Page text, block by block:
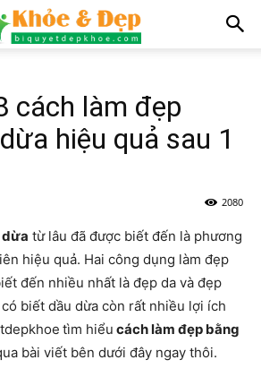
cách làm đẹp
hiệu quả sau 1
2080
dừa từ lâu đã được biết đến là phương
hiệu quả. Hai công dụng làm đẹp
đến nhiều nhất là đẹp da và đẹp
biết dầu dừa còn rất nhiều lợi ích
tìm hiểu cách làm đẹp bằng
bài viết bên dưới đây ngay thôi.